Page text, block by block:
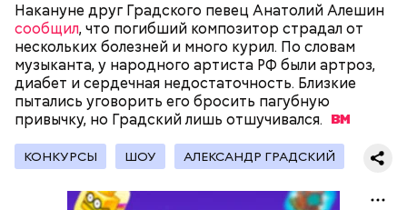
Накануне друг Градского певец Анатолий Алешин
сообщил, что погибший композитор страдал от
нескольких болезней и много курил. По словам
музыканта, у народного артиста РФ были артроз,
диабет и сердечная недостаточность. Близкие
пытались уговорить его бросить пагубную
привычку, но Градский лишь отшучивался.
КОНКУРСЫ ШОУ АЛЕКСАНДР ГРАДСКИЙ
При встрече с шаровой молнией важно не
— Первые двое суток мы постоянно были на ногах.
Каждые два часа ездили делать замеры радиации.
Время от выезда до выезда — на отдых. Работа и
есть работа. Ее надо выполнять, — говорит он.
Множество людей совершают паломнические
поездки, чтобы поклониться мощам Святителя
Николая, которые находятся в Италии. 19 декабря
отмечается Никола Зимний, а 22 мая Никола вешний
или летний. Этот день установлен в память об
обретении его мощей.